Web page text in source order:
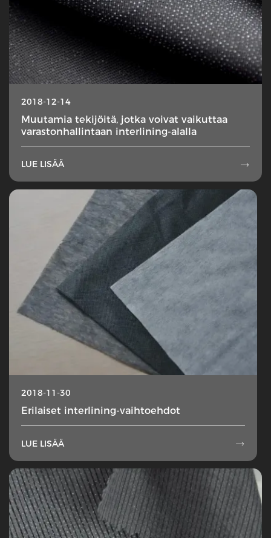
2018-12-14
Muutamia tekijöitä, jotka voivat vaikuttaa
varastonhallintaan interlining-alalla
LUE LISÄÄ 
2018-11-30
Erilaiset interlining-vaihtoehdot
LUE LISÄÄ 